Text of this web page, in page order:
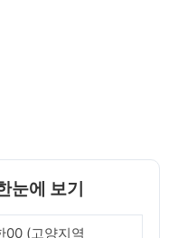
눈에 보기
00 (고양지역